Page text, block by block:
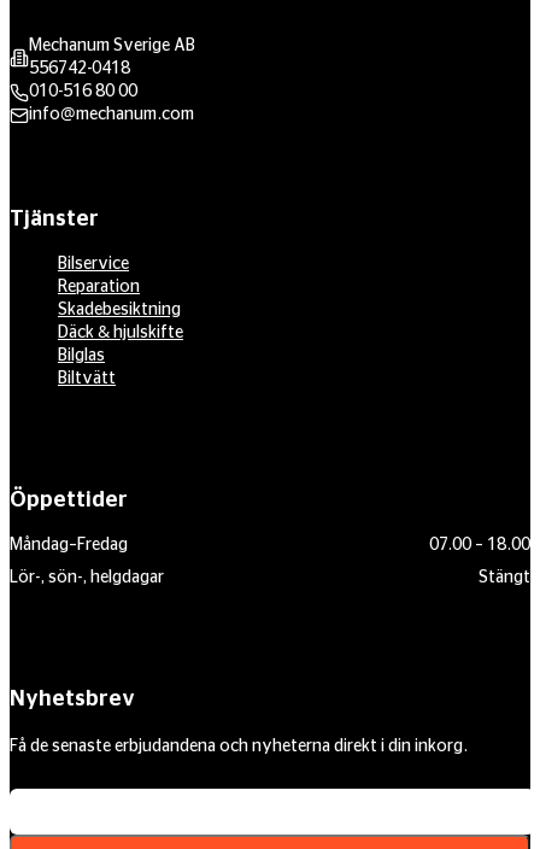
Mechanum Sverige AB
556742-0418
010-516 80 00
info@mechanum.com
Tjänster
Bilservice
Reparation
Skadebesiktning
Däck & hjulskifte
Bilglas
Biltvätt
Öppettider
Måndag–Fredag
07.00 – 18.00
Lör-, sön-, helgdagar
Stängt
Nyhetsbrev
Få de senaste erbjudandena och nyheterna direkt i din inkorg.